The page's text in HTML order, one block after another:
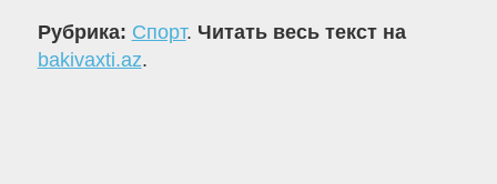
Рубрика: Спорт. Читать весь текст на
bakivaxti.az.